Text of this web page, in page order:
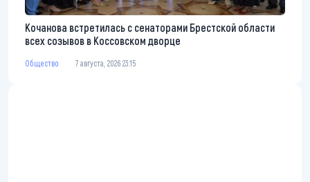
Кочанова встретилась с сенаторами Брестской области
всех созывов в Коссовском дворце
Общество 7 августа, 2026 23:15